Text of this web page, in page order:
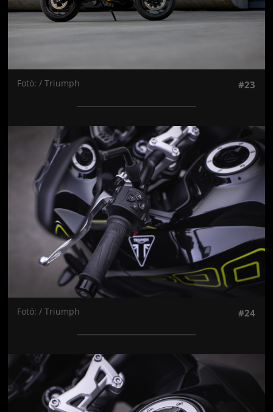
Fotó: / Triumph #23
Jön még kép!
Fotó: / Triumph #24
Jön még kép!